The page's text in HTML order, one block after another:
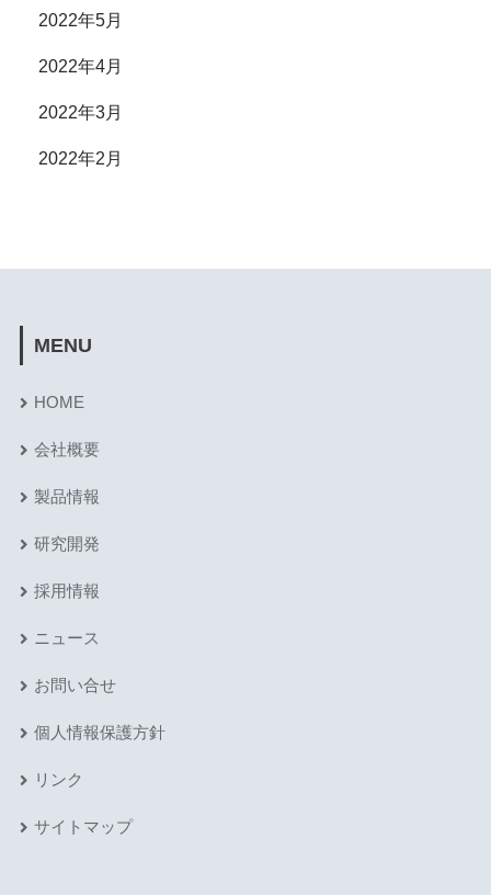
2022年5月
2022年4月
2022年3月
2022年2月
MENU
HOME
会社概要
製品情報
研究開発
採用情報
ニュース
お問い合せ
個人情報保護方針
リンク
サイトマップ